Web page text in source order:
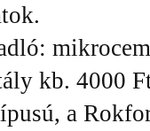
kb. 4000
a